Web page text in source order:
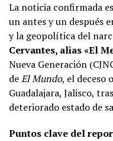
La noticia confirmada
un antes y un después
y la geopolítica del
Cervantes, alias «El
Nueva Generación
deEl Mundo, el deceso
Guadalajara, Jalisco,
deteriorado estado de
Puntos clave del